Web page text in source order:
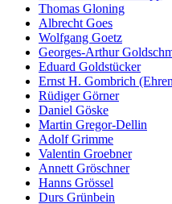
Thomas Gloning
Albrecht Goes
Wolfgang Goetz
Georges-Arthur
Eduard Goldstücker
Ernst H. Gombrich
Rüdiger Görner
Daniel Göske
Martin Gregor-Dellin
Adolf Grimme
Valentin Groebner
Annett Gröschner
Hanns Grössel
Durs Grünbein